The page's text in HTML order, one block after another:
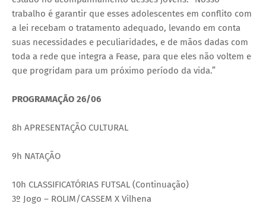
trabalho é garantir que esses adolescentes em conflito com
a lei recebam o tratamento adequado, levando em conta
suas necessidades e peculiaridades, e de mãos dadas com
toda a rede que integra a Fease, para que eles não voltem e
que progridam para um próximo período da vida.”
PROGRAMAÇÃO 26/06
8h APRESENTAÇÃO CULTURAL
9h NATAÇÃO
10h CLASSIFICATÓRIAS FUTSAL (Continuação)
3º Jogo – ROLIM/CASSEM X Vilhena